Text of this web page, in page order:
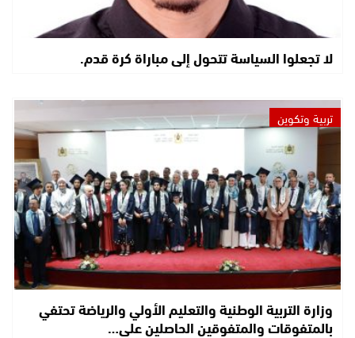
لا تجعلوا السياسة تتحول إلى مباراة كرة قدم.
تربية وتكوين
وزارة التربية الوطنية والتعليم الأولي والرياضة تحتفي
بالمتفوقات والمتفوقين الحاصلين على…